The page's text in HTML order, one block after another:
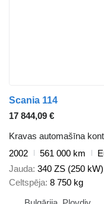
Scania 114
17 844,09 €
Kravas automašīna
2002
561 000 km
Jauda 340 ZS (250 kW)
Celtspēja 8 750 kg